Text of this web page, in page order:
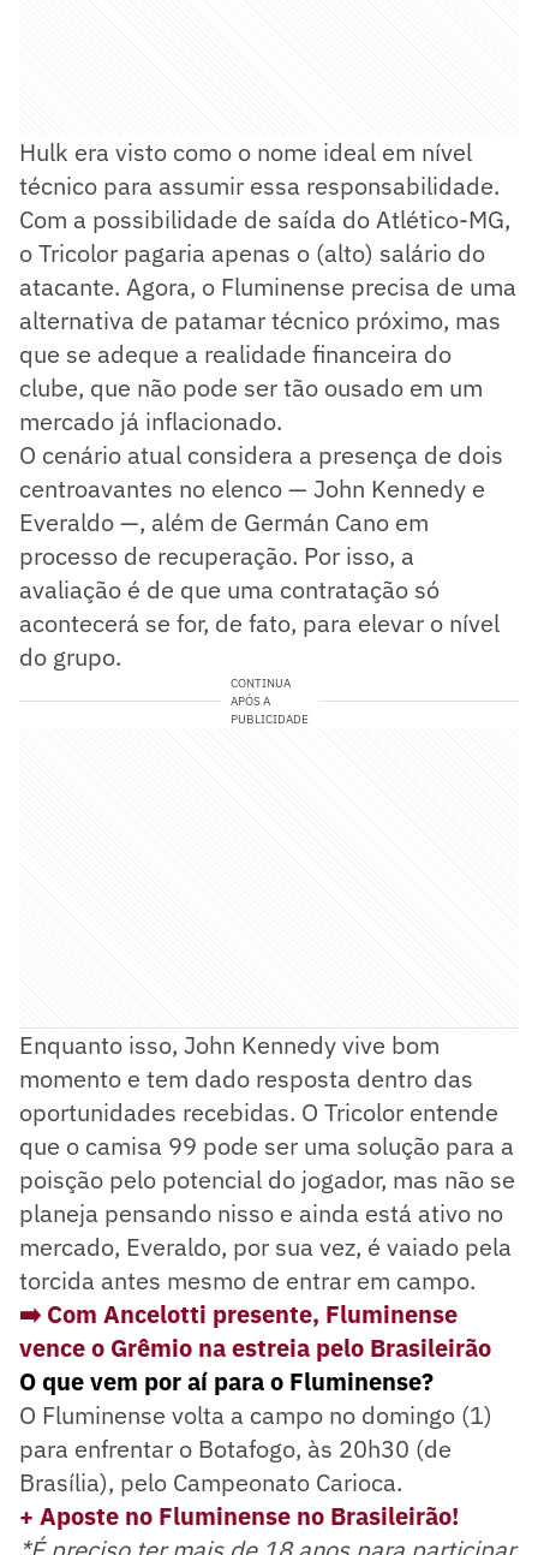
Hulk era visto como o nome ideal em nível
técnico para assumir essa responsabilidade.
Com a possibilidade de saída do Atlético-MG,
o Tricolor pagaria apenas o (alto) salário do
atacante. Agora, o Fluminense precisa de uma
alternativa de patamar técnico próximo, mas
que se adeque a realidade financeira do
clube, que não pode ser tão ousado em um
mercado já inflacionado.
O cenário atual considera a presença de dois
centroavantes no elenco — John Kennedy e
Everaldo —, além de Germán Cano em
processo de recuperação. Por isso, a
avaliação é de que uma contratação só
acontecerá se for, de fato, para elevar o nível
do grupo.
CONTINUA
APÓS A
PUBLICIDADE
Enquanto isso, John Kennedy vive bom
momento e tem dado resposta dentro das
oportunidades recebidas. O Tricolor entende
que o camisa 99 pode ser uma solução para a
poisção pelo potencial do jogador, mas não se
planeja pensando nisso e ainda está ativo no
mercado, Everaldo, por sua vez, é vaiado pela
torcida antes mesmo de entrar em campo.
➡️ Com Ancelotti presente, Fluminense
vence o Grêmio na estreia pelo Brasileirão
O que vem por aí para o Fluminense?
O Fluminense volta a campo no domingo (1)
para enfrentar o Botafogo, às 20h30 (de
Brasília), pelo Campeonato Carioca.
+ Aposte no Fluminense no Brasileirão!